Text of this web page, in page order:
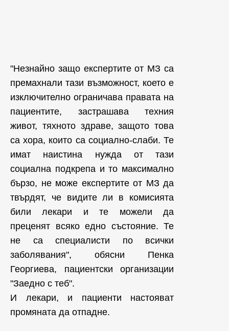
"Незнайно защо експертите от МЗ са
премахнали тази възможност, което е
изключително ограничава правата на
пациентите, застрашава техния
живот, тяхното здраве, защото това
са хора, които са социално-слаби. Те
имат наистина нужда от тази
социална подкрепа и то максимално
бързо, не може експертите от МЗ да
твърдят, че видите ли в комисията
били лекари и те можели да
преценят всяко едно състояние. Те
не са специалисти по всички
заболявания", обясни Пенка
Георгиева, пациентски организации
"Заедно с теб".
И лекари, и пациенти настояват
промяната да отпадне.